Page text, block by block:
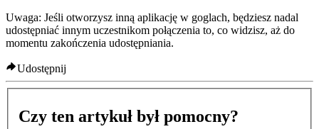
Uwaga: Jeśli otworzysz inną aplikację w goglach, będziesz nadal
udostępniać innym uczestnikom połączenia to, co widzisz, aż do
momentu zakończenia udostępniania.
Udostępnij
Czy ten artykuł był pomocny?